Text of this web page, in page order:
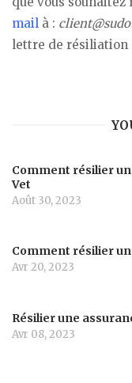
mail à :
lettre de résiliation
Comment résilier
Vet
Août 30, 2023
Comment résilier
Avr 20, 2023
Résilier une
Avr 08, 2023